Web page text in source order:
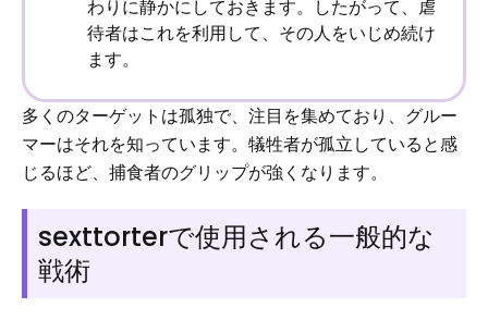
わりに静かにしておきます。したがって、虐
待者はこれを利用して、その人をいじめ続け
ます。
多くのターゲットは孤独で、注目を集めており、グルー
マーはそれを知っています。犠牲者が孤立していると感
じるほど、捕食者のグリップが強くなります。
sexttorterで使用される一般的な
戦術